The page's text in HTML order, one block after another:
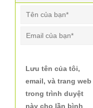
Lưu tên của tôi,
email, và trang web
trong trình duyệt
này cho lần bình